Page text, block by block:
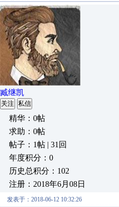
臧继凯
关注 私信
精华：0帖
求助：0帖
帖子：1帖 | 31回
年度积分：0
历史总积分：102
注册：2018年6月08日
发表于：2018-06-12 10:32:26